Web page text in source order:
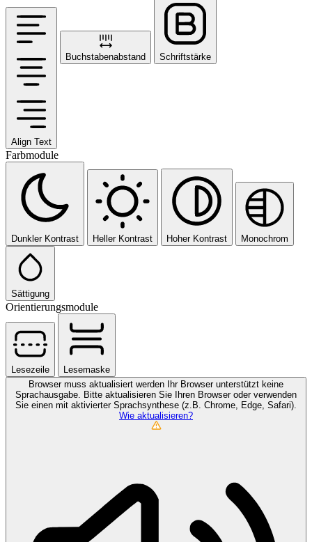
Align Text
Buchstabenabstand Schriftstärke
Farbmodule
Dunkler Kontrast Heller Kontrast Hoher Kontrast Monochrom
Sättigung
Orientierungsmodule
Lesezeile
Lesemaske
Browser muss aktualisiert werden
Ihr Browser unterstützt keine
Sprachausgabe. Bitte aktualisieren Sie Ihren Browser oder verwenden
Sie einen mit aktivierter Sprachsynthese (z.B. Chrome, Edge, Safari).
Wie aktualisieren?